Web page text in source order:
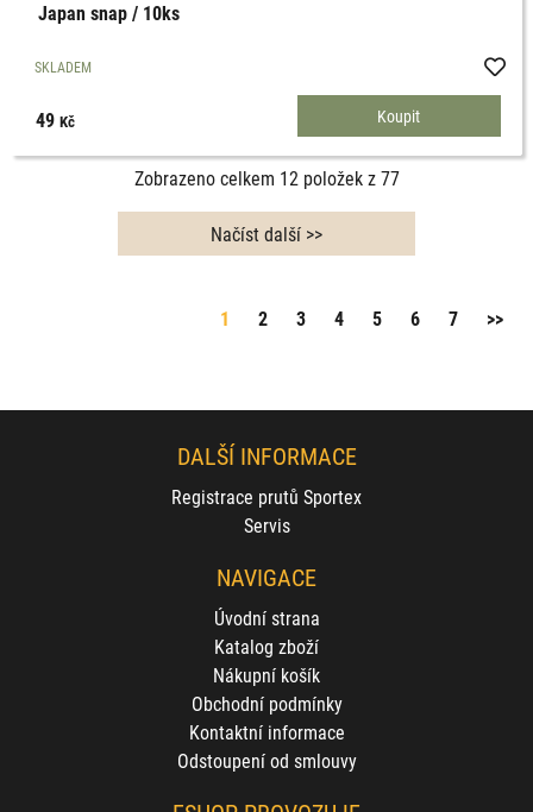
Japan snap / 10ks
SKLADEM
49Kč
Zobrazeno celkem 12 položek z77
1 2 3 4 5 6 7 >>
DALŠÍ INFORMACE
Registrace prutů Sportex
Servis
NAVIGACE
Úvodní strana
Katalog zboží
Nákupní košík
Obchodní podmínky
Kontaktní informace
Odstoupení od smlouvy